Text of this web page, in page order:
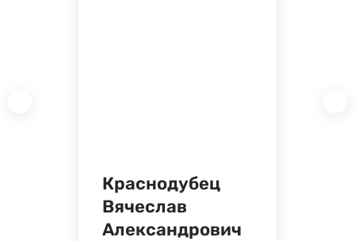
Краснодубец
Вячеслав
Александрович